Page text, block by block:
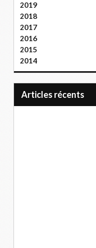
2019
2018
2017
2016
2015
2014
articles récents